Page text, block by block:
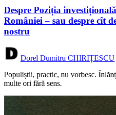
Despre Poziția
României – sau despre cît
nostru
Dorel Dumitru CHIRIȚESCU
Populiștii, practic, nu vorbesc.
multe ori fără sens.